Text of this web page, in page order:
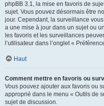
phpBB 3.1, la mise en favoris de
sujet. Vous pouvez désormais être
jour. Cependant, la surveillance
a une mise à jour dans un sujet ou
les favoris et les surveillances
l’utilisateur dans l’onglet «
Haut
Comment mettre en favoris ou
Vous pouvez ajouter aux favoris ou
approprié dans le menu « Outils de
sujet de discussion.